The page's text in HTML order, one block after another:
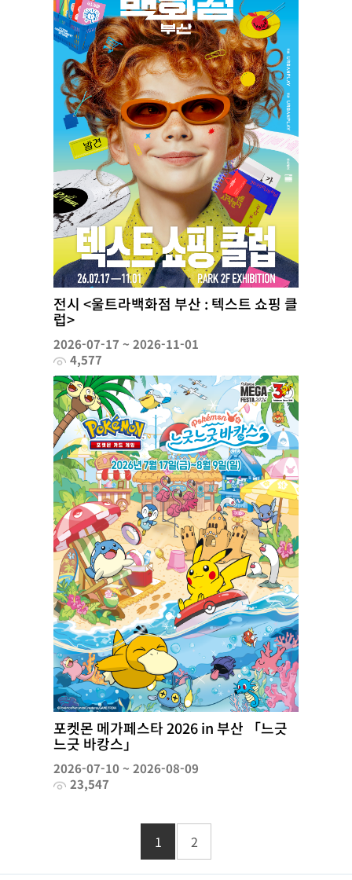
전시 <울트라백화점 부산 : 텍스트 쇼핑 클
럽>
2026-07-17 ~ 2026-11-01
4,577
포켓몬 메가페스타 2026 in 부산 「느긋
느긋 바캉스」
2026-07-10 ~ 2026-08-09
23,547
1 2